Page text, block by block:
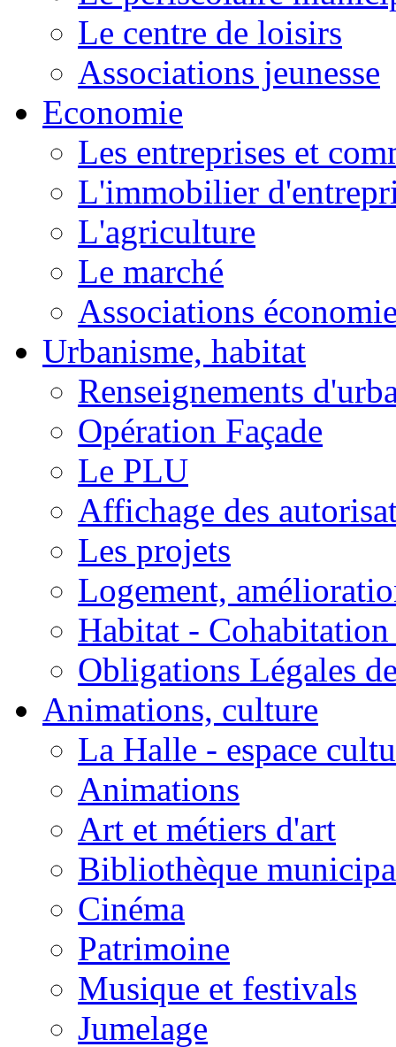
Le centre de loisirs
Associations jeunesse
Economie
Les entreprises et
L'immobilier
L'agriculture
Le marché
Associations
Urbanisme, habitat
Renseignements
Opération Façade
Le PLU
Affichage des
Les projets
Logement,
Habitat -
Obligations Légales
Animations, culture
La Halle - espace
Animations
Art et métiers d'art
Bibliothèque
Cinéma
Patrimoine
Musique et festivals
Jumelage